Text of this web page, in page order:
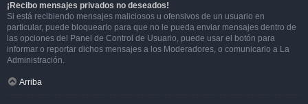
¡Recibo mensajes privados no deseados!
Si está recibiendo mensajes maliciosos u ofensivos de un usuario en
particular, puede bloquearlo para que no le pueda enviar mensajes dentro de
las opciones del Panel de Control de Usuario, puede usar el botón para
informar o reportar dichos mensajes a los Moderadores, o comunicarlo a La
Administración.
Arriba